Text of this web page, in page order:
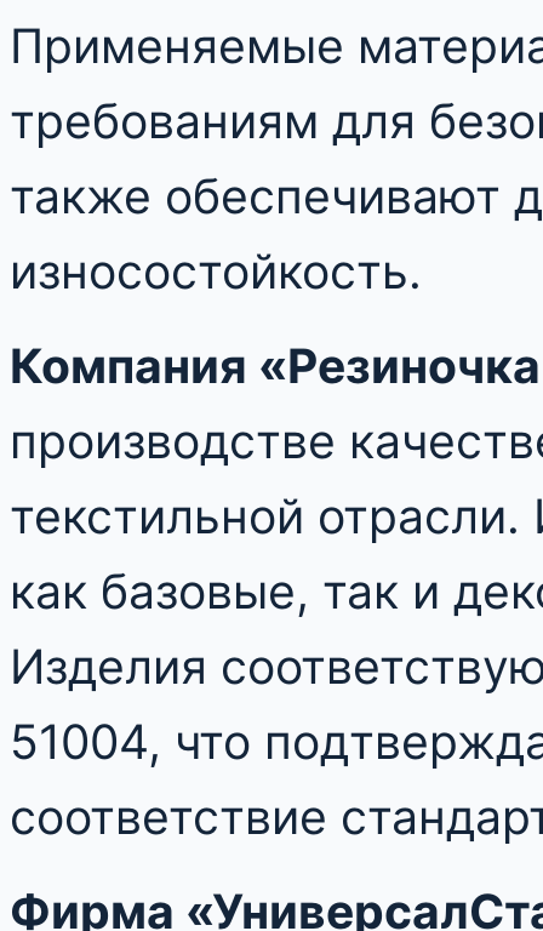
Применяемые
требованиям для
также обеспечивают
износостойкость.
Компания
производстве
текстильной
как базовые, так и
Изделия
51004, что
соответствие
Фирма